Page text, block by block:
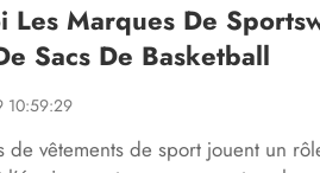
Les Marques De
Sacs De Basketball
10:59:29
de vêtements de sport jouent un